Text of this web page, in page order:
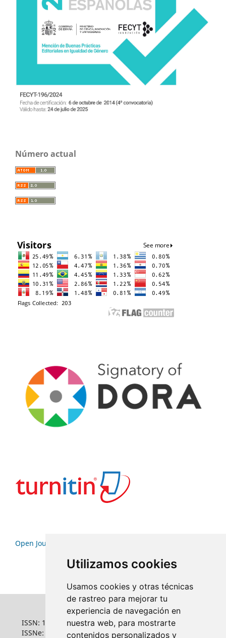
Utilizamos cookies
Usamos cookies y otras técnicas
de rastreo para mejorar tu
experiencia de navegación en
nuestra web, para mostrarte
contenidos personalizados y
Número actual
Open Journal Systems
ISSN: 1022-6508
ISSNe: 1681-5653